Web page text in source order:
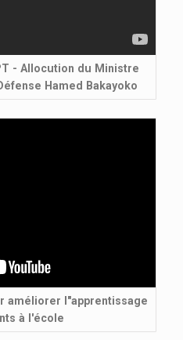
- Allocution du Ministre
Hamed Bakayoko
améliorer l"apprentissage
à l'école